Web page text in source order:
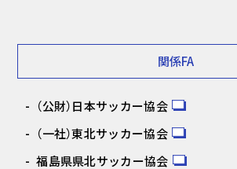
関係FA
（公財）日本サッカー協会
（一社）東北サッカー協会
福島県県北サッカー協会